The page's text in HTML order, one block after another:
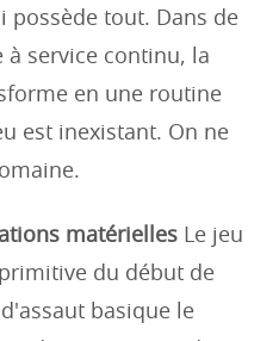
possède tout. Dans de
à service continu, la
en une routine
est inexistant. On ne
matérielles Le jeu
du début de
basique le